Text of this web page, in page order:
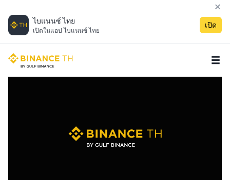
ไบแนนซ์ ไทย
เปิดในแอป ไบแนนซ์ ไทย
เปิด